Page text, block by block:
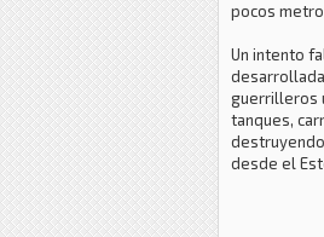
pocos
Un intento
guerrilleros
tanques,
desde el